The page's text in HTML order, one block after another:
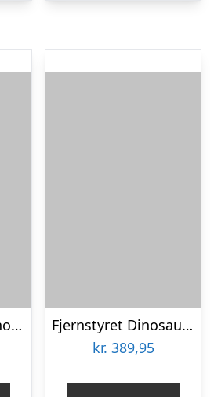
Pick a Story: a Dinosaur Unicorn Robot Adventure
Fjernstyret Dinosaur Legetøj Med Lys Og Lyd – T-rex – 46 Cm – Dinosaur Planet
kr. 389,95